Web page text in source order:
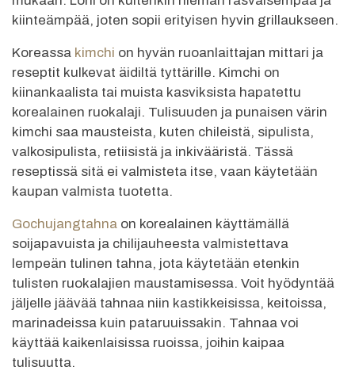
kiinteämpää, joten sopii erityisen hyvin grillaukseen.
Koreassa kimchi on hyvän ruoanlaittajan mittari ja
reseptit kulkevat äidiltä tyttärille. Kimchi on
kiinankaalista tai muista kasviksista hapatettu
korealainen ruokalaji. Tulisuuden ja punaisen värin
kimchi saa mausteista, kuten chileistä, sipulista,
valkosipulista, retiisistä ja inkivääristä. Tässä
reseptissä sitä ei valmisteta itse, vaan käytetään
kaupan valmista tuotetta.
Gochujangtahna on korealainen käyttämällä
soijapavuista ja chilijauheesta valmistettava
lempeän tulinen tahna, jota käytetään etenkin
tulisten ruokalajien maustamisessa. Voit hyödyntää
jäljelle jäävää tahnaa niin kastikkeisissa, keitoissa,
marinadeissa kuin pataruuissakin. Tahnaa voi
käyttää kaikenlaisissa ruoissa, joihin kaipaa
tulisuutta.